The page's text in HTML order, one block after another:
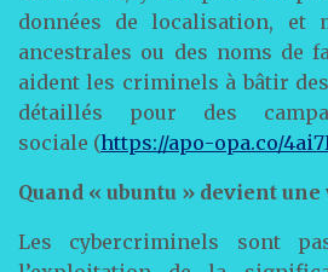
données de localisation, et
ancestrales ou des noms de
aident les criminels à bâtir
détaillés pour des
sociale (https://apo-opa.co/
Quand « ubuntu » devient
Les cybercriminels sont